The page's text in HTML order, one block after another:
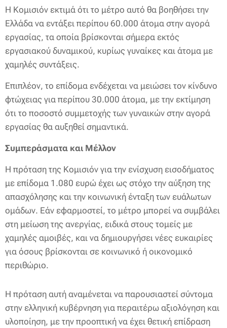
Η Κομισιόν εκτιμά ότι το μέτρο αυτό θα βοηθήσει την
Ελλάδα να εντάξει περίπου 60.000 άτομα στην αγορά
εργασίας, τα οποία βρίσκονται σήμερα εκτός
εργασιακού δυναμικού, κυρίως γυναίκες και άτομα με
χαμηλές συντάξεις.
Επιπλέον, το επίδομα ενδέχεται να μειώσει τον κίνδυνο
φτώχειας για περίπου 30.000 άτομα, με την εκτίμηση
ότι το ποσοστό συμμετοχής των γυναικών στην αγορά
εργασίας θα αυξηθεί σημαντικά.
Συμπεράσματα και Μέλλον
Η πρόταση της Κομισιόν για την ενίσχυση εισοδήματος
με επίδομα 1.080 ευρώ έχει ως στόχο την αύξηση της
απασχόλησης και την κοινωνική ένταξη των ευάλωτων
ομάδων. Εάν εφαρμοστεί, το μέτρο μπορεί να συμβάλει
στη μείωση της ανεργίας, ειδικά στους τομείς με
χαμηλές αμοιβές, και να δημιουργήσει νέες ευκαιρίες
για όσους βρίσκονται σε κοινωνικό ή οικονομικό
περιθώριο.
Η πρόταση αυτή αναμένεται να παρουσιαστεί σύντομα
στην ελληνική κυβέρνηση για περαιτέρω αξιολόγηση και
υλοποίηση, με την προοπτική να έχει θετική επίδραση